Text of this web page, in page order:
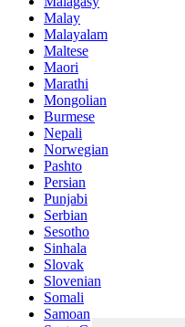
Malay
Malayalam
Maltese
Maori
Marathi
Mongolian
Burmese
Nepali
Norwegian
Pashto
Persian
Punjabi
Serbian
Sesotho
Sinhala
Slovak
Slovenian
Somali
Samoan